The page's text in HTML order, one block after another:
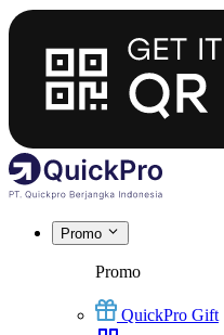
Promo
Promo
QuickPro Gift